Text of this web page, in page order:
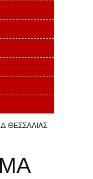
ΘΕΣΣΑΛΙΑΣ